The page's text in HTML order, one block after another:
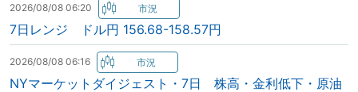
2026/08/08 06:20
7日レンジ ドル円 156.68-158.57円
2026/08/08 06:16
NYマーケットダイジェスト・7日 株高・金利低下・原油